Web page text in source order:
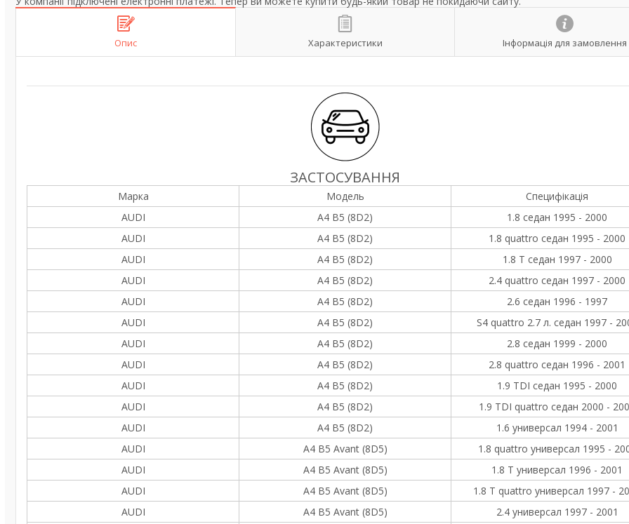
Опис Характеристики Інформація для замовлення
ЗАСТОСУВАННЯ
Марка Модель
Специфікація
AUDI
A4 B5 (8D2)
1.8 седан 1995 - 2000
AUDI
A4 B5 (8D2)
1.8 quattro седан 1995 - 2000
AUDI
A4 B5 (8D2)
1.8 T седан 1997 - 2000
AUDI
A4 B5 (8D2)
2.4 quattro седан 1997 - 2000
AUDI
A4 B5 (8D2)
2.6 седан 1996 - 1997
AUDI
A4 B5 (8D2)
S4 quattro 2.7 л. седан 1997 -
AUDI
A4 B5 (8D2)
2.8 седан 1999 - 2000
AUDI
A4 B5 (8D2)
2.8 quattro седан 1996 - 2001
AUDI
A4 B5 (8D2)
1.9 TDI седан 1995 - 2000
AUDI
A4 B5 (8D2)
1.9 TDI quattro седан 2000 -
AUDI
A4 B5 (8D2)
1.6 универсал 1994 - 2001
AUDI
A4 B5 Avant (8D5)
1.8 quattro универсал 1995 -
AUDI
A4 B5 Avant (8D5)
1.8 T универсал 1996 - 2001
AUDI
A4 B5 Avant (8D5)
1.8 T quattro универсал 1997 -
AUDI
A4 B5 Avant (8D5)
2.4 универсал 1997 - 2001